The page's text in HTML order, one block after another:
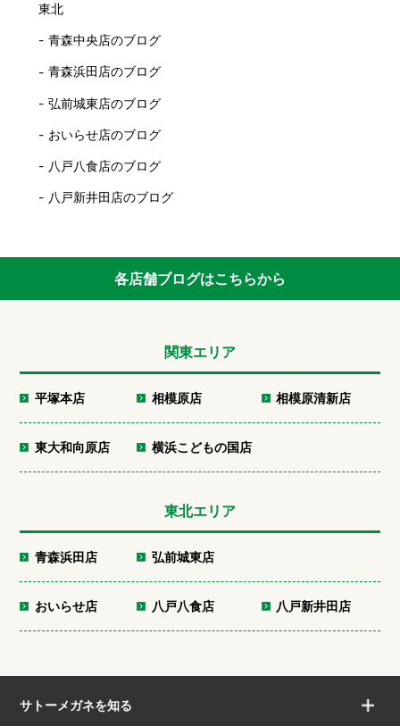
東北
青森中央店のブログ
青森浜田店のブログ
弘前城東店のブログ
おいらせ店のブログ
八戸八食店のブログ
八戸新井田店のブログ
各店舗ブログはこちらから
関東エリア
平塚本店 相模原店 相模原清新店
東大和向原店 横浜こどもの国店
東北エリア
青森浜田店 弘前城東店
おいらせ店 八戸八食店 八戸新井田店
サトーメガネを知る